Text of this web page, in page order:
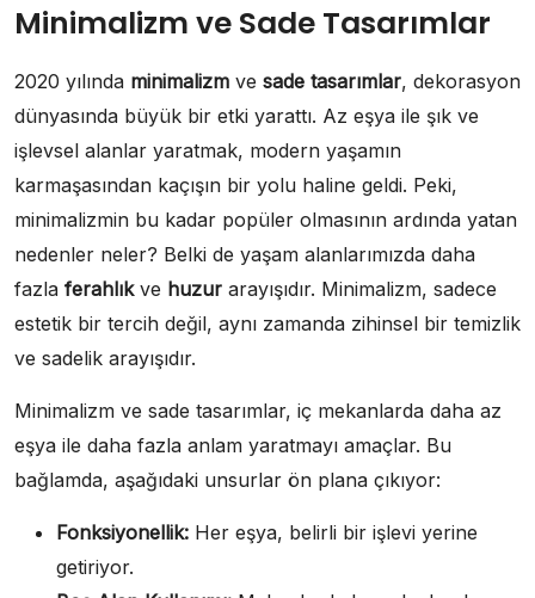
Minimalizm ve Sade Tasarımlar
2020 yılında minimalizm ve sade tasarımlar, dekorasyon
dünyasında büyük bir etki yarattı. Az eşya ile şık ve
işlevsel alanlar yaratmak, modern yaşamın
karmaşasından kaçışın bir yolu haline geldi. Peki,
minimalizmin bu kadar popüler olmasının ardında yatan
nedenler neler? Belki de yaşam alanlarımızda daha
fazla ferahlıkve huzur arayışıdır. Minimalizm, sadece
estetik bir tercih değil, aynı zamanda zihinsel bir temizlik
ve sadelik arayışıdır.
Minimalizm ve sade tasarımlar, iç mekanlarda daha az
eşya ile daha fazla anlam yaratmayı amaçlar. Bu
bağlamda, aşağıdaki unsurlar ön plana çıkıyor:
Fonksiyonellik: Her eşya, belirli bir işlevi yerine
getiriyor.